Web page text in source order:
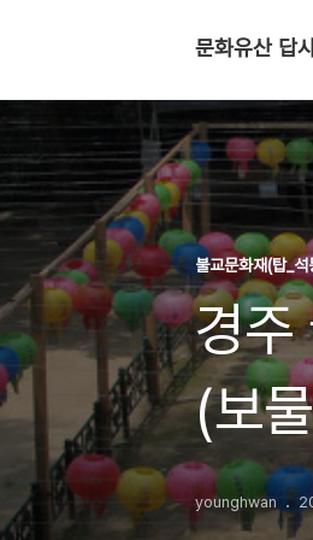
문화유산 답
불교문화재(탑_석
경주
(보
통일
younghwan